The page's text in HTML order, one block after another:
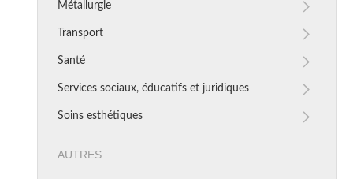
Métallurgie
Transport
Santé
Services sociaux, éducatifs et juridiques
Soins esthétiques
Autres